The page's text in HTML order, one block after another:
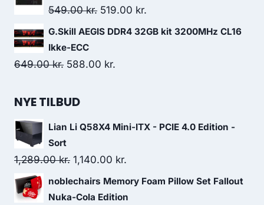
was:
is:
549.00kr. Original
price
549.00 kr..
519.00 kr.
price
G.Skill AEGIS DDR4 32GB kit 3200MHz CL16
Ikke-ECC
649.00kr. Original
was:
588.00 kr.
NYE TILBUD
Lian Li Q58X4 Mini-ITX - PCIE 4.0 Edition -
Sort
1,289.00kr. Original
price
was:
1,140.00 kr.
price
is:
noblechairs Memory Foam Pillow Set Fallout
Nuka-Cola Edition